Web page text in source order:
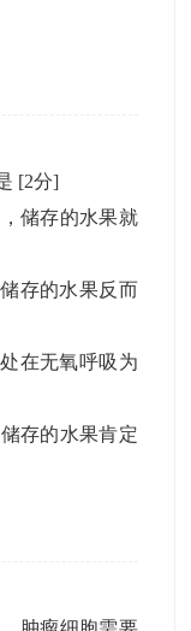
[2分]
储存的水果就
存的水果反而
在无氧呼吸为
存的水果肯定